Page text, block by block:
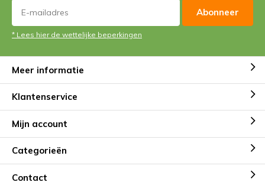
Abonneer
* Lees hier de wettelijke beperkingen
Meer informatie
Klantenservice
Mijn account
Categorieën
Contact